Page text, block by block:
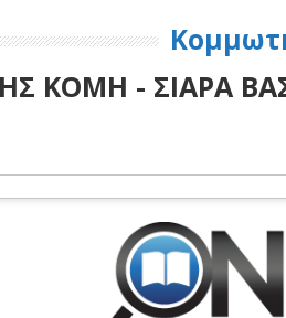
ΚΟΜΗ - ΣΙΑΡΑ